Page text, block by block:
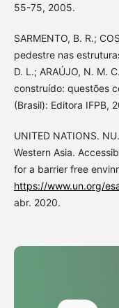
55-75, 2005.
SARMENTO, B. R.;
pedestre nas
D. L.; ARAÚJO, N. M.
construído: questões
(Brasil): Editora IFPB,
UNITED NATIONS.
Western Asia.
for a barrier free
https://www.un.org/
abr. 2020.